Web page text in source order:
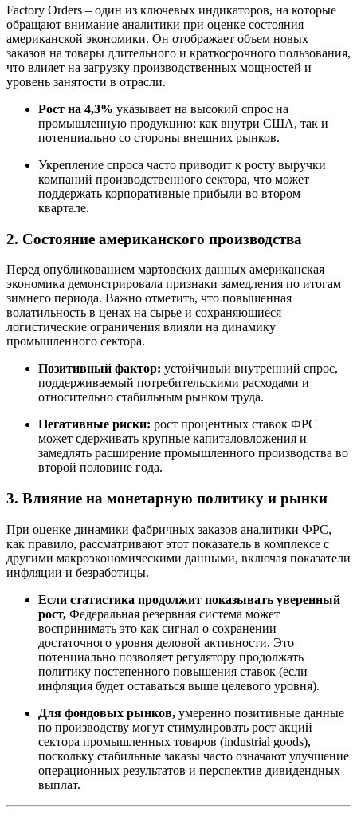
Factory Orders – один из ключевых индикаторов, на которые
обращают внимание аналитики при оценке состояния
американской экономики. Он отображает объем новых
заказов на товары длительного и краткосрочного пользования,
что влияет на загрузку производственных мощностей и
уровень занятости в отрасли.
Рост на 4,3% указывает на высокий спрос на
промышленную продукцию: как внутри США, так и
потенциально со стороны внешних рынков.
Укрепление спроса часто приводит к росту выручки
компаний производственного сектора, что может
поддержать корпоративные прибыли во втором
квартале.
2. Состояние американского производства
Перед опубликованием мартовских данных американская
экономика демонстрировала признаки замедления по итогам
зимнего периода. Важно отметить, что повышенная
волатильность в ценах на сырье и сохраняющиеся
логистические ограничения влияли на динамику
промышленного сектора.
Позитивный фактор: устойчивый внутренний спрос,
поддерживаемый потребительскими расходами и
относительно стабильным рынком труда.
Негативные риски: рост процентных ставок ФРС
может сдерживать крупные капиталовложения и
замедлять расширение промышленного производства во
второй половине года.
3. Влияние на монетарную политику и рынки
При оценке динамики фабричных заказов аналитики ФРС,
как правило, рассматривают этот показатель в комплексе с
другими макроэкономическими данными, включая показатели
инфляции и безработицы.
Если статистика продолжит показывать уверенный
рост, Федеральная резервная система может
воспринимать это как сигнал о сохранении
достаточного уровня деловой активности. Это
потенциально позволяет регулятору продолжать
политику постепенного повышения ставок (если
инфляция будет оставаться выше целевого уровня).
Для фондовых рынков, умеренно позитивные данные
по производству могут стимулировать рост акций
сектора промышленных товаров (industrial goods),
поскольку стабильные заказы часто означают улучшение
операционных результатов и перспектив дивидендных
выплат.